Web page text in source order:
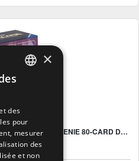
DISNEY LORCANA TCG: URSULA'S RETURN - THE GENIE 80-CARD DECK BOX - UK
Lorcana
ENGLISH
×
des
pour
mesurer
des
et non